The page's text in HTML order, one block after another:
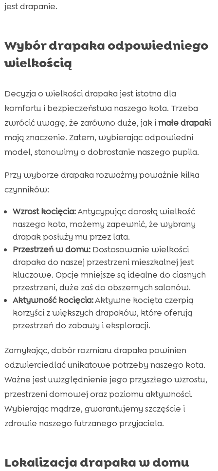
jest drapanie.
Wybór drapaka odpowiedniego
wielkością
Decyzja o wielkości drapaka jest istotna dla
komfortu i bezpieczeństwa naszego kota. Trzeba
zwrócić uwagę, że zarówno duże, jak imałe drapaki
mają znaczenie. Zatem, wybierając odpowiedni
model, stanowimy o dobrostanie naszego pupila.
Przy wyborze drapaka rozważmy poważnie kilka
czynników:
Wzrost kocięcia:Antycypując dorosłą wielkość
naszego kota, możemy zapewnić, że wybrany
drapak posłuży mu przez lata.
Przestrzeń w domu:Dostosowanie wielkości
drapaka do naszej przestrzeni mieszkalnej jest
kluczowe. Opcje mniejsze są idealne do ciasnych
przestrzeni, duże zaś do obszernych salonów.
Aktywność kocięcia:Aktywne kocięta czerpią
korzyści z większych drapaków, które oferują
przestrzeń do zabawy i eksploracji.
Zamykając, dobór rozmiaru drapaka powinien
odzwierciedlać unikatowe potrzeby naszego kota.
Ważne jest uwzględnienie jego przyszłego wzrostu,
przestrzeni domowej oraz poziomu aktywności.
Wybierając mądrze, gwarantujemy szczęście i
zdrowie naszego futrzanego przyjaciela.
Lokalizacja drapaka w domu